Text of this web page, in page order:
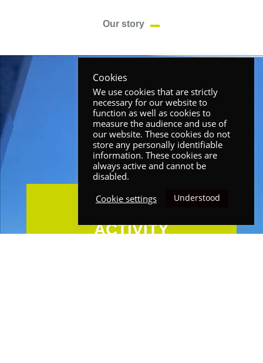
Our story
ACTIVITY
Cookies
We use cookies that are strictly
necessary for our website to
function as well as cookies to
measure the audience and use of
our website. These cookies do not
store any personally identifiable
information. These cookies are
always active and cannot be
disabled.
Cookie settings
Understood